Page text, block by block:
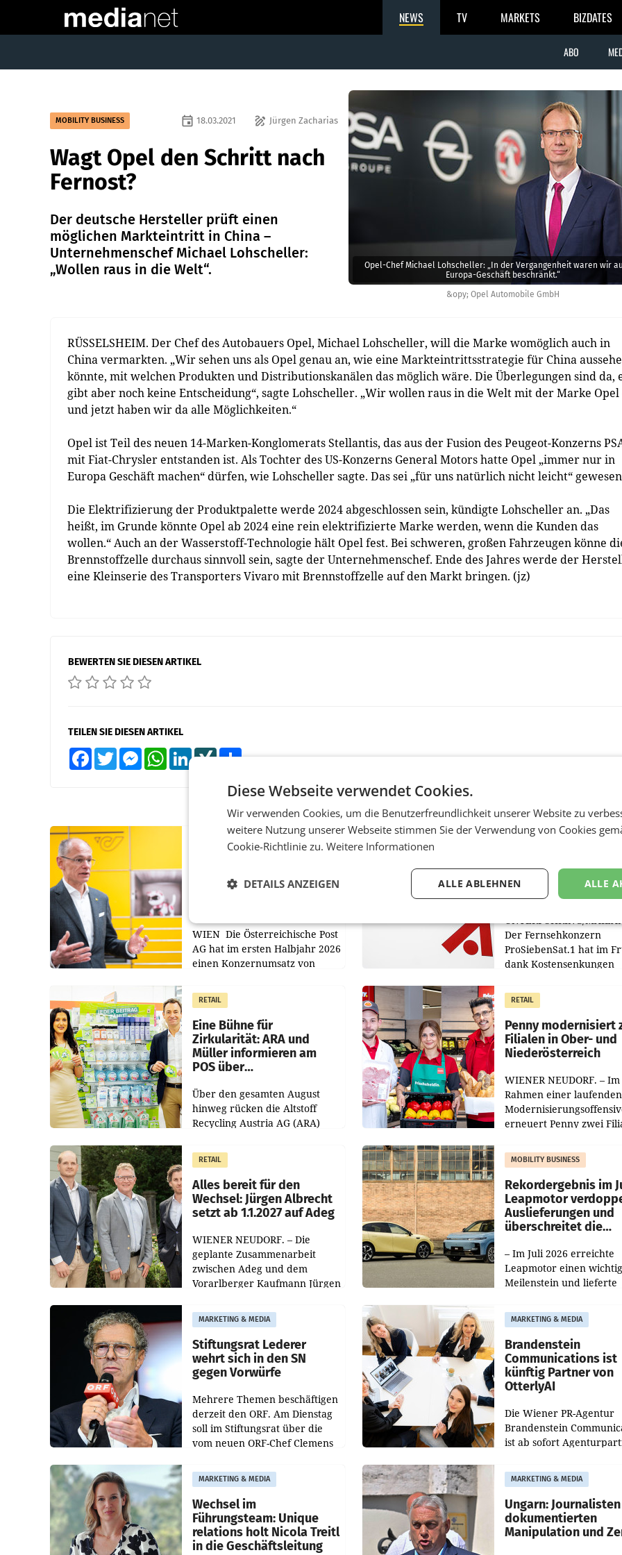
NEWS TV MARKETS BIZDATES
ABO
&opy; Opel Automobile GmbH
Opel-Chef Michael Lohscheller: „In der Vergangenheit waren wir
Europa-Geschäft beschränkt.“
MOBILITY BUSINESS draw Jürgen Zacharias
event 18.03.2021
Wagt Opel den Schritt nach
Fernost?
Der deutsche Hersteller prüft einen
möglichen Markteintritt in China –
Unternehmenschef Michael Lohscheller:
„Wollen raus in die Welt“.
RÜSSELSHEIM. Der Chef des Autobauers Opel, Michael Lohscheller, will die Marke womöglich auch in
China vermarkten. „Wir sehen uns als Opel genau an, wie eine Markteintrittsstrategie für China
könnte, mit welchen Produkten und Distributionskanälen das möglich wäre. Die Überlegungen sind da,
gibt aber noch keine Entscheidung“, sagte Lohscheller. „Wir wollen raus in die Welt mit der Marke Opel
und jetzt haben wir da alle Möglichkeiten.“
Opel ist Teil des neuen 14-Marken-Konglomerats Stellantis, das aus der Fusion des Peugeot-Konzerns
mit Fiat-Chrysler entstanden ist. Als Tochter des US-Konzerns General Motors hatte Opel „immer nur in
Europa Geschäft machen“ dürfen, wie Lohscheller sagte. Das sei „für uns natürlich nicht leicht“
Die Elektrifizierung der Produktpalette werde 2024 abgeschlossen sein, kündigte Lohscheller an. „Das
heißt, im Grunde könnte Opel ab 2024 eine rein elektrifizierte Marke werden, wenn die Kunden das
wollen.“ Auch an der Wasserstoff-Technologie hält Opel fest. Bei schweren, großen Fahrzeugen könne
Brennstoffzelle durchaus sinnvoll sein, sagte der Unternehmenschef. Ende des Jahres werde der
eine Kleinserie des Transporters Vivaro mit Brennstoffzelle auf den Markt bringen. (jz)
BEWERTEN SIE DIESEN ARTIKEL
TEILEN SIE DIESEN ARTIKEL
FacebookTwitter MessengerWhatsAppLinkedInXING
Umsatzplus im ersten
Halbjahr trotz schwachem
WIEN Die Österreichische Post
AG hat im ersten Halbjahr 2026
einen Konzernumsatz von
erwirtschaftet, was einem Plus
von 3,8 Prozent gegenüber
dem Vergleichszeitraum
ProSiebenSat.1
macht
Gewinn
UNTERFÖHRING/
Der Fernsehkonzern
ProSiebenSat.1 hat im
dank Kostensenkungen
gemacht und die
Markterwartung deutlich
übertroffen.
RETAIL
Eine Bühne für
Zirkularität: ARA und
Müller informieren am
POS über
Über den gesamten August
hinweg rücken die Altstoff
Recycling Austria AG (ARA)
Müller die Initiative „Kreislauf-
Helden“ in allen
österreichischen Müller-Filialen
RETAIL
Penny modernisiert
Filialen in Ober- und
Niederösterreich
WIENER NEUDORF. – Im
Rahmen einer laufenden
erneuert Penny zwei
Die beiden Standorte
Haag sowie im rund
RETAIL
Alles bereit für den
Wechsel: Jürgen Albrecht
setzt ab 1.1.2027 auf Adeg
WIENER NEUDORF. – Die
geplante Zusammenarbeit
zwischen Adeg und dem
Vorarlberger Kaufmann Jürgen
freigegeben: Die
Bundeswettbewerbsbehörde
und der Bundeskartellanwalt
MOBILITY BUSINESS
Rekordergebnis im
Leapmotor
Auslieferungen und
überschreitet die
– Im Juli 2026 erreichte
Leapmotor einen
Meilenstein und lieferte
aus, womit sich das
gegenüber Juli 2025
verdoppelte (+102
MARKETING & MEDIA
Stiftungsrat Lederer
wehrt sich in den SN
gegen Vorwürfe
Mehrere Themen beschäftigen
derzeit den ORF. Am Dienstag
soll im Stiftungsrat über die
vom neuen ORF-Chef Clemens
Besetzungen für die
Direktionen abgestimmt
werden.
MARKETING & MEDIA
Brandenstein
Communications ist
künftig Partner von
OtterlyAI
Die Wiener PR-Agentur
Brandenstein
ist ab sofort
Optimierungsplattform
OtterlyAI. Damit baut die
Agentur ihr
MARKETING & MEDIA
Wechsel im
Führungsteam: Unique
relations holt Nicola Treitl
in die Geschäftsleitung
MARKETING & MEDIA
Ungarn: Journalisten
dokumentierten
Manipulation und
Diese Webseite verwendet Cookies.
Wir verwenden Cookies, um die Benutzerfreundlichkeit unserer Website zu
weitere Nutzung unserer Webseite stimmen Sie der Verwendung von Cookies
Cookie-Richtlinie zu. Weitere Informationen
ALLE
ALLE ABLEHNEN
DETAILS ANZEIGEN